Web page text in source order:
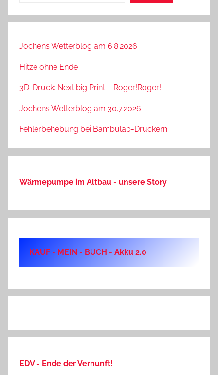
Jochens Wetterblog am 6.8.2026
Hitze ohne Ende
3D-Druck: Next big Print – Roger!Roger!
Jochens Wetterblog am 30.7.2026
Fehlerbehebung bei Bambulab-Druckern
Wärmepumpe im Altbau - unsere Story
KAUF - MEIN - BUCH - Akku 2.0
EDV - Ende der Vernunft!